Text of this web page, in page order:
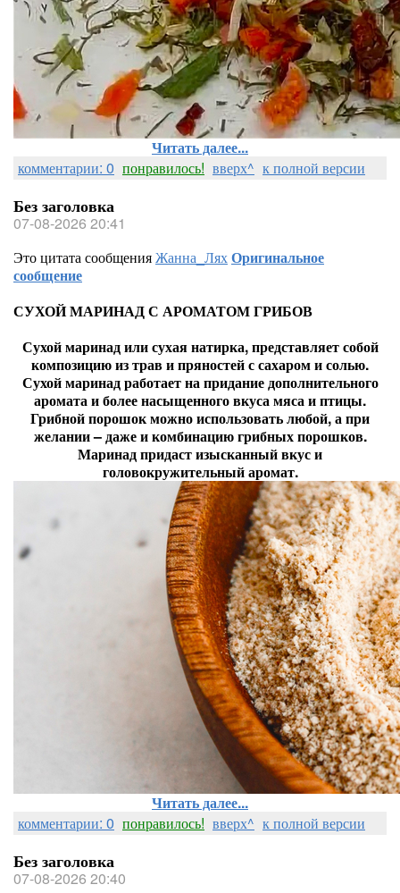
Читать далее...
комментарии: 0 понравилось! вверх^ к полной версии
Без заголовка
07-08-2026 20:41
Это цитата сообщенияЖанна_ЛяхОригинальное
сообщение
СУХОЙ МАРИНАД С АРОМАТОМ ГРИБОВ
Сухой маринад или сухая натирка, представляет собой
композицию из трав и пряностей с сахаром и солью.
Сухой маринад работает на придание дополнительного
аромата и более насыщенного вкуса мяса и птицы.
Грибной порошок можно использовать любой, а при
желании – даже и комбинацию грибных порошков.
Маринад придаст изысканный вкус и
головокружительный аромат.
Читать далее...
комментарии: 0 понравилось! вверх^ к полной версии
Без заголовка
07-08-2026 20:40